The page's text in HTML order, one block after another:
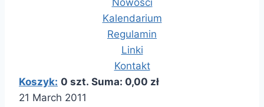
Nowości
Kalendarium
Regulamin
Linki
Kontakt
Koszyk: 0 szt. Suma: 0,00 zł
21 March 2011